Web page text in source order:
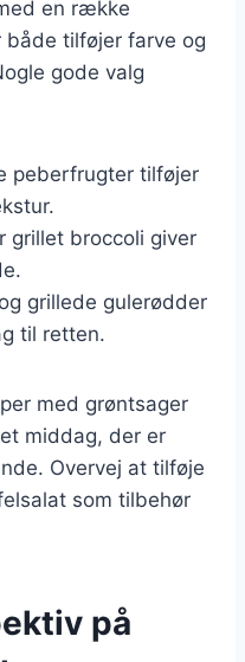
en række
både tilføjer farve og
gode valg
peberfrugter tilføjer
grillet broccoli giver
grillede gulerødder
til retten.
med grøntsager
middag, der er
Overvej at tilføje
som tilbehør
på